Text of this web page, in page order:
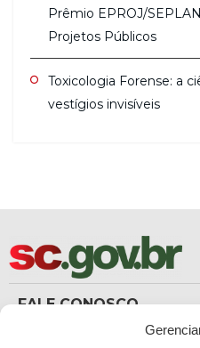
Prêmio EPROJ/
Projetos Públicos
Toxicologia Forense: a
vestígios invisíveis
FALE CONOSCO
Carteira de Identidade